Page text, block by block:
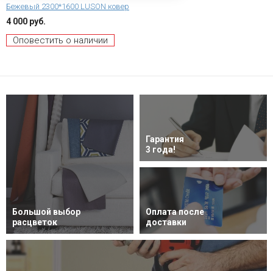
Бежевый 2300*1600 LUSON ковер
4 000 руб.
Оповестить о наличии
Большой выбор
расцветок
Гарантия
3 года!
Оплата после
доставки